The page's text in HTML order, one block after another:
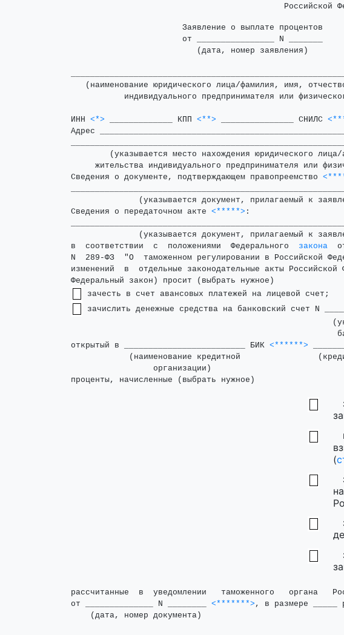
                       Заявление о выплате процентов
                       от ________________ N _______
                          (дата, номер заявления)
(наименование юридического лица/фамилия, имя,
индивидуального предпринимателя или
ИНН <*> _____________ КПП <**> _______________ СНИЛС
Адрес
(указывается место нахождения юридического
жительства индивидуального предпринимателя или
Сведения о документе, подтверждающем правопреемство
(указывается документ, прилагаемый к
Сведения о передаточном акте <*****> :
(указывается документ, прилагаемый к
в  соответствии  с  положениями  Федерального закона
N  289-ФЗ  "О  таможенном регулировании в Российской
изменений  в  отдельные законодательные акты
зачислить денежные средства на банковский счет N
открытый в _________________________ БИК <******>
(наименование кредитной
                 организации)
проценты, начисленные (выбрать нужное)
(
рассчитанные  в  уведомлении   таможенного   органа
от ______________ N ________ <*******> , в размере _____
    (дата, номер документа)